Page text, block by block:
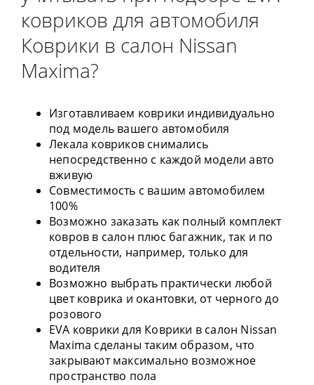
ковриков для автомобиля
Коврики в салон Nissan
Maxima?
Изготавливаем коврики индивидуально
под модель вашего автомобиля
Лекала ковриков снимались
непосредственно с каждой модели авто
вживую
Совместимость с вашим автомобилем
100%
Возможно заказать как полный комплект
ковров в салон плюс багажник, так и по
отдельности, например, только для
водителя
Возможно выбрать практически любой
цвет коврика и окантовки, от черного до
розового
EVA коврики для Коврики в салон Nissan
Maxima сделаны таким образом, что
закрывают максимально возможное
пространство пола